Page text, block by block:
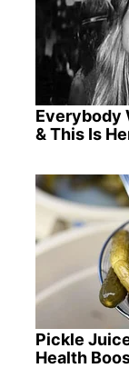
Everybody
& This Is
Pickle
Health